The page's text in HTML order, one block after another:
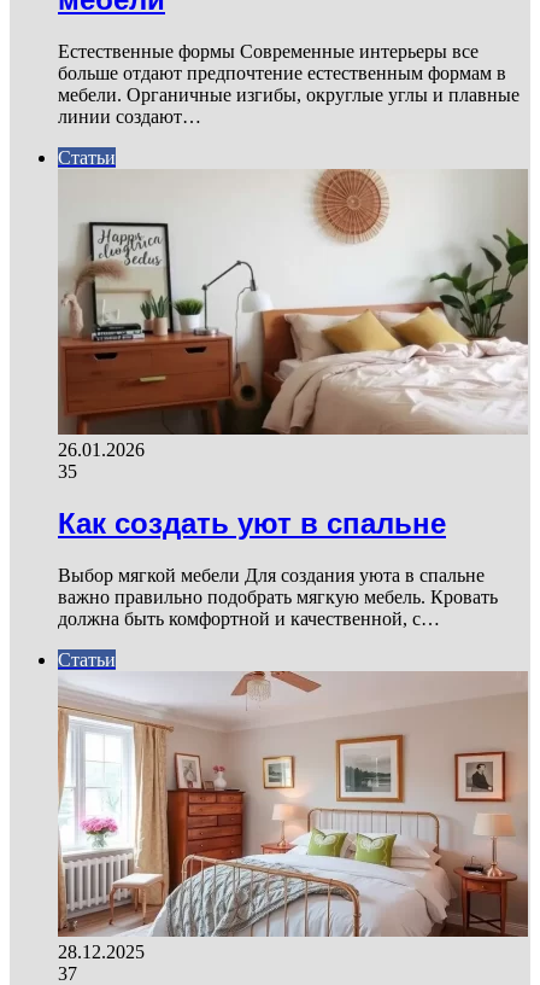
Естественные формы Современные интерьеры все
больше отдают предпочтение естественным формам в
мебели. Органичные изгибы, округлые углы и плавные
линии создают…
Статьи
26.01.2026
35
Как создать уют в спальне
Выбор мягкой мебели Для создания уюта в спальне
важно правильно подобрать мягкую мебель. Кровать
должна быть комфортной и качественной, с…
Статьи
28.12.2025
37